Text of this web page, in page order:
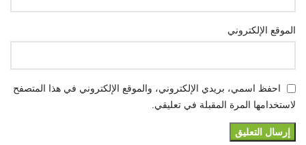
الموقع الإلكتروني
احفظ اسمي، بريدي الإلكتروني، والموقع الإلكتروني في هذا المتصفح
لاستخدامها المرة المقبلة في تعليقي.